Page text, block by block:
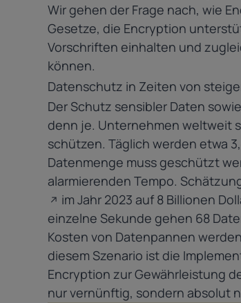
Wir gehen der Frage nach, wie
Gesetze, die Encryption
Vorschriften einhalten und
können.
Datenschutz in Zeiten von
Der Schutz sensibler Daten
denn je. Unternehmen weltweit
schützen. Täglich werden etwa
Datenmenge muss geschützt
alarmierenden Tempo.
im Jahr 2023 auf 8 Billionen
einzelne Sekunde gehen 68
Kosten von Datenpannen
diesem Szenario ist die
Encryption zur Gewährleistung
nur vernünftig, sondern absolut